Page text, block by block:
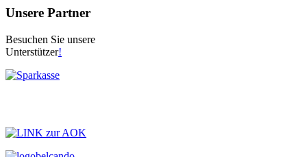
Unsere Partner
Besuchen Sie unsere
Unterstützer!